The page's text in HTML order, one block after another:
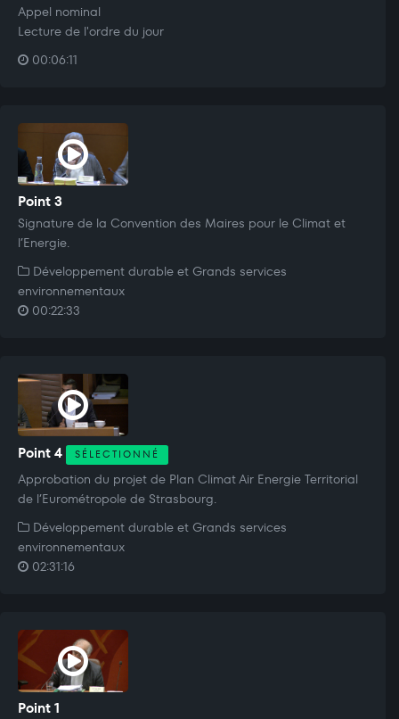
Appel nominal
Lecture de l'ordre du jour
00:06:11
Point 3
Signature de la Convention des Maires pour le Climat et
l’Energie.
Développement durable et Grands services
environnementaux
00:22:33
Point 4 SÉLECTIONNÉ
Approbation du projet de Plan Climat Air Energie Territorial
de l’Eurométropole de Strasbourg.
Développement durable et Grands services
environnementaux
02:31:16
Point 1